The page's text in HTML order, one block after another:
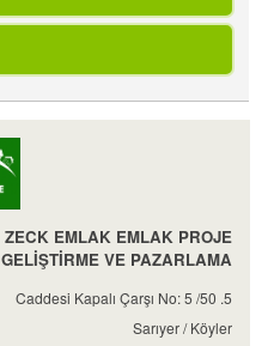
ZECK EMLAK EMLAK PROJE
GELİŞTİRME VE PAZARLAMA
5. Caddesi Kapalı Çarşı No: 5 /50
Sarıyer / Köyler